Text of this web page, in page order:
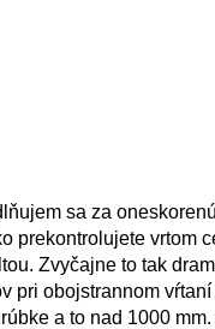
sa za
prekontrolujete vrtom
Zvyčajne to tak
pri obojstrannom
a to nad 1000